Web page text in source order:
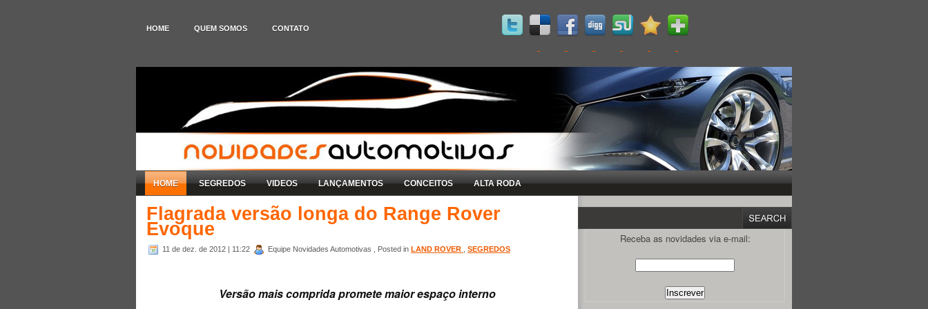
HOME QUEM SOMOS CONTATO
HOME SEGREDOS VIDEOS LANÇAMENTOS CONCEITOS ALTA RODA
Flagrada versão longa do Range Rover
Evoque
11 de dez. de 2012 | 11:22 Equipe Novidades Automotivas , Posted in LAND ROVER SEGREDOS
Versão mais comprida promete maior espaço interno
Receba as novidades via e-mail: